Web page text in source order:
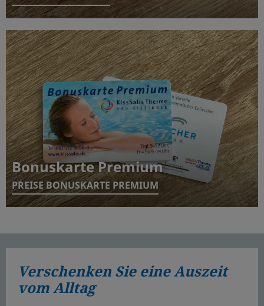
Bonuskarte Premium
PREISE BONUSKARTE PREMIUM
Verschenken Sie eine Auszeit
vom Alltag